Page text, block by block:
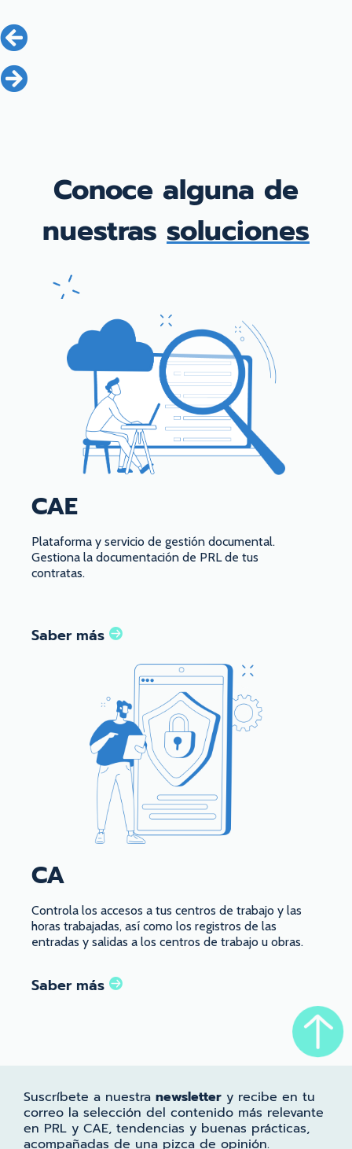
Conoce alguna de
nuestras soluciones
CAE
Plataforma y servicio de gestión documental.
Gestiona la documentación de PRL de tus
contratas.
Saber más
CA
Controla los accesos a tus centros de trabajo y las
horas trabajadas, así como los registros de las
entradas y salidas a los centros de trabajo u obras.
Saber más
Suscríbete a nuestra newsletter y recibe en tu
correo la selección del contenido más relevante
en PRL y CAE, tendencias y buenas prácticas,
acompañadas de una pizca de opinión.